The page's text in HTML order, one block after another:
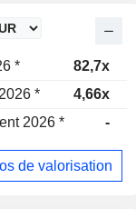
* 82,7x
* 4,66x
2026 * -
de valorisation